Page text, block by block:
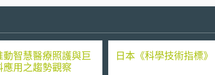
動智慧醫療照護與巨
應用之趨勢觀察
日本《科學技術指標》